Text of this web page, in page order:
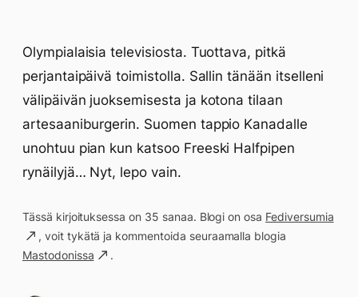
Olympialaisia televisiosta. Tuottava, pitkä
perjantaipäivä toimistolla. Sallin tänään itselleni
välipäivän juoksemisesta ja kotona tilaan
artesaaniburgerin. Suomen tappio Kanadalle
unohtuu pian kun katsoo Freeski Halfpipen
rynäilyjä… Nyt, lepo vain.
Tässä kirjoituksessa on 35 sanaa. Blogi on osa Fediversumia
, voit tykätä ja kommentoida seuraamalla blogia
Mastodonissa
.